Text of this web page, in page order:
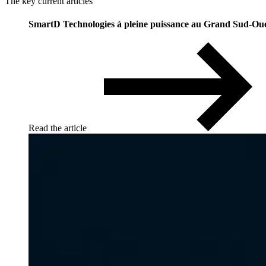
SmartD Technologies à pleine puissance au Grand Sud-
Read the article